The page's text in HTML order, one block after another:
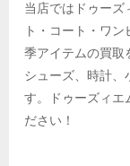
当店ではドゥー
ト・コート・ワ
季アイテムの買取
シューズ、時計、
す。ドゥーズィエ
ださい！